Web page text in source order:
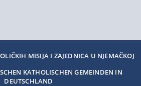
MISIJA I ZAJEDNICA U NJEMAČKOJ
KATHOLISCHEN GEMEINDEN IN
DEUTSCHLAND